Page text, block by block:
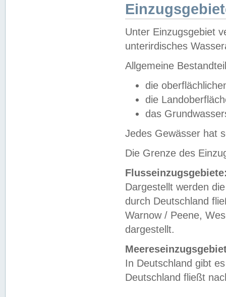
Unter Einzugsgebiet
unterirdisches
Allgemeine
die
die
das
Jedes Gewässer hat
Die Grenze des
Dargestellt werden
durch Deutschland
Warnow / Peene,
dargestellt.
In Deutschland gibt
Deutschland fließt